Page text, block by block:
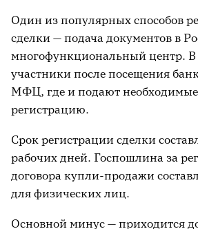
Один из популярных способов
сделки — подача документов в
многофункциональный центр. В
участники после посещения
МФЦ, где и подают
регистрацию.
Срок регистрации сделки
рабочих дней. Госпошлина за
договора купли-продажи
для физических лиц.
Основной минус — приходится